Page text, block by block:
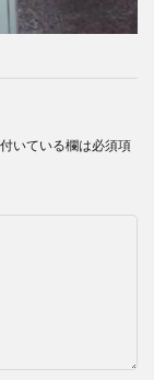
いている欄は必須項